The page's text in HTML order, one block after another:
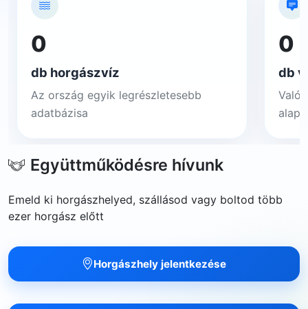
0
db horgászvíz
Az ország egyik legrészletesebb
adatbázisa
0
db
Együttműködésre hívunk
Emeld ki horgászhelyed, szállásod vagy boltod több
ezer horgász előtt
Horgászhely jelentkezése